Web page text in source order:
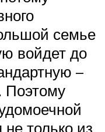
семье
войдет до
–
Поэтому
только из